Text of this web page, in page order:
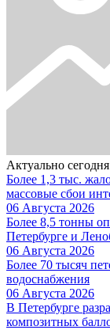
Актуально сегодня
Более 1,3 тыс.
массовые сбои
06 Августа 2026
Более 8,5 тонны
Петербурге и
06 Августа 2026
Более 70 тысяч
водоснабжения
06 Августа 2026
В Петербурге
композитных